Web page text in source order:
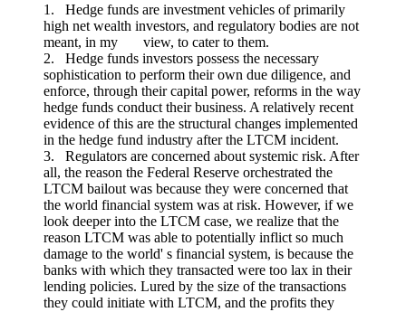
1. Hedge funds are investment vehicles of primarily
high net wealth investors, and regulatory bodies are not
meant, in my view, to cater to them.
2. Hedge funds investors possess the necessary
sophistication to perform their own due diligence, and
enforce, through their capital power, reforms in the way
hedge funds conduct their business. A relatively recent
evidence of this are the structural changes implemented
in the hedge fund industry after the LTCM incident.
3. Regulators are concerned about systemic risk. After
all, the reason the Federal Reserve orchestrated the
LTCM bailout was because they were concerned that
the world financial system was at risk. However, if we
look deeper into the LTCM case, we realize that the
reason LTCM was able to potentially inflict so much
damage to the world' s financial system, is because the
banks with which they transacted were too lax in their
lending policies. Lured by the size of the transactions
they could initiate with LTCM, and the profits they